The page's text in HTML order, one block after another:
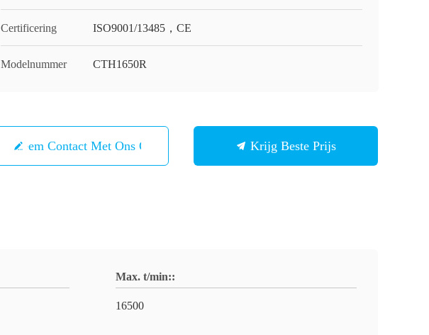
Certificering ISO9001/13485，CE
Modelnummer CTH1650R
Neem Contact Met Ons Op Krijg Beste Prijs
Max. t/min::
16500